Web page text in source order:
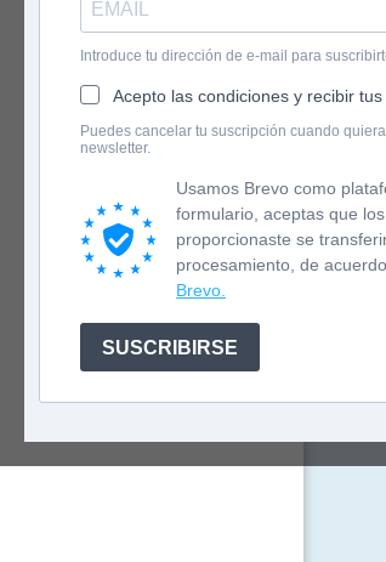
Introduce tu dirección de e-mail para
Acepto las condiciones y recibir tus
Puedes cancelar tu suscripción cuando
newsletter.
Usamos Brevo como
formulario, aceptas que
proporcionaste se
procesamiento, de
Brevo.
SUSCRIBIRSE
English version
Newsletter